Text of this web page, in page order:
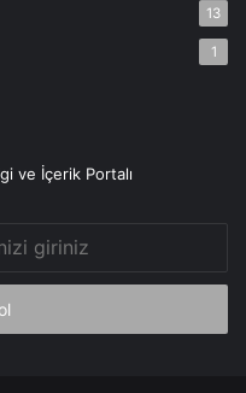
13
1
ve İçerik Portalı